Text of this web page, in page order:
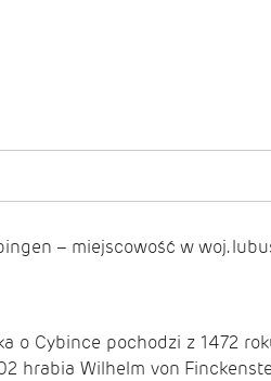
– miejscowość w woj.
o Cybince pochodzi z 1472
hrabia Wilhelm von